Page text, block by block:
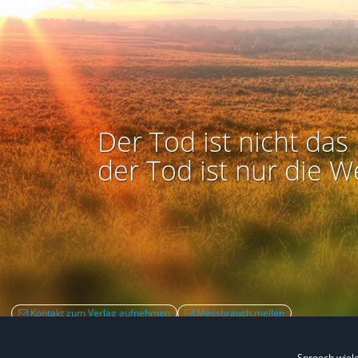
Der Tod ist nicht
der Tod ist nur die
Kontakt zum Verlag aufnehmen
Mëssbrauch mellen